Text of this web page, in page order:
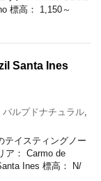
標高： 1,150～
Santa Ines
パルプドナチュラル,
テイスティングノー
ア： Carmo de
Ines 標高： N/